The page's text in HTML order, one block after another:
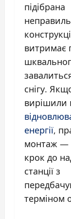
підібрана
витримає
снігу.
вирішили
енергії,
монтаж —
крок до
станції з
терміном